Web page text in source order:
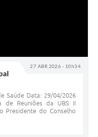
27 ABR 2026 - 10h34
Saúde Data: 29/04/2026
de Reuniões da UBS II
Presidente do Conselho